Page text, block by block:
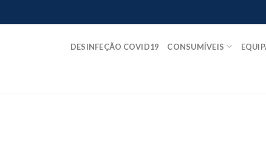
DESINFEÇÃO COVID19 CONSUMÍVEIS